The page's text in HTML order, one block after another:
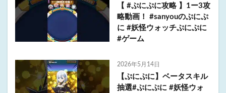
【 #ぷにぷに攻略 】1ー3攻
略動画！ #sanyouのぷにぷ
に #妖怪ウォッチぷにぷに
#ゲーム
2026年5月14日
【ぷにぷに】ベータスキル
抽選#ぷにぷに #妖怪ウォ